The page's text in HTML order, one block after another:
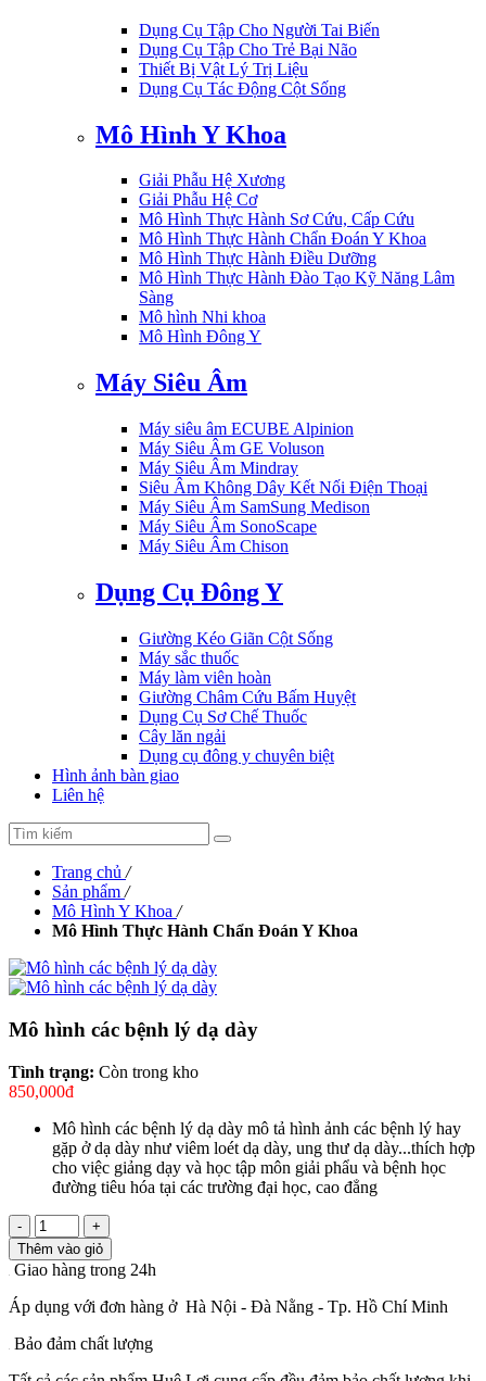
Dụng Cụ Tập Cho Người Tai Biến
Dụng Cụ Tập Cho Trẻ Bại Não
Thiết Bị Vật Lý Trị Liệu
Dụng Cụ Tác Động Cột Sống
Mô Hình Y Khoa
Giải Phẫu Hệ Xương
Giải Phẫu Hệ Cơ
Mô Hình Thực Hành Sơ Cứu, Cấp Cứu
Mô Hình Thực Hành Chẩn Đoán Y Khoa
Mô Hình Thực Hành Điều Dưỡng
Mô Hình Thực Hành Đào Tạo Kỹ Năng Lâm
Sàng
Mô hình Nhi khoa
Mô Hình Đông Y
Máy Siêu Âm
Máy siêu âm ECUBE Alpinion
Máy Siêu Âm GE Voluson
Máy Siêu Âm Mindray
Siêu Âm Không Dây Kết Nối Điện Thoại
Máy Siêu Âm SamSung Medison
Máy Siêu Âm SonoScape
Máy Siêu Âm Chison
Dụng Cụ Đông Y
Giường Kéo Giãn Cột Sống
Máy sắc thuốc
Máy làm viên hoàn
Giường Châm Cứu Bấm Huyệt
Dụng Cụ Sơ Chế Thuốc
Cây lăn ngải
Dụng cụ đông y chuyên biệt
Hình ảnh bàn giao
Liên hệ
Trang chủ /
Sản phẩm /
Mô Hình Y Khoa /
Mô Hình Thực Hành Chẩn Đoán Y Khoa
Mô hình các bệnh lý dạ dày
Tình trạng: Còn trong kho
850,000đ
Mô hình các bệnh lý dạ dày mô tả hình ảnh các bệnh lý hay
gặp ở dạ dày như viêm loét dạ dày, ung thư dạ dày...thích hợp
cho việc giảng dạy và học tập môn giải phẩu và bệnh học
đường tiêu hóa tại các trường đại học, cao đẳng
-
+
Thêm vào giỏ
Giao hàng trong 24h
Áp dụng với đơn hàng ở Hà Nội - Đà Nằng - Tp. Hồ Chí Minh
Bảo đảm chất lượng